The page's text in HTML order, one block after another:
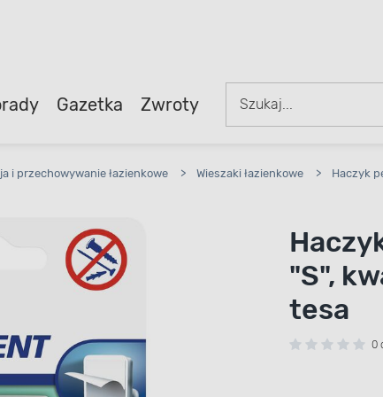
Gazetka Zwroty
i przechowywanie łazienkowe > Wieszaki łazienkowe > Haczyk
"S",
tesa
0